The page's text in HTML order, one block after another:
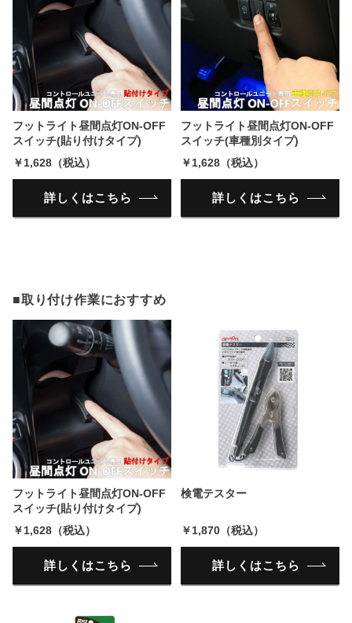
フットライト昼間点灯ON-OFF
スイッチ(貼り付けタイプ)
￥1,628（税込）
詳しくはこちら
フットライト昼間点灯ON-OFF
スイッチ(車種別タイプ)
￥1,628（税込）
詳しくはこちら
■取り付け作業におすすめ
フットライト昼間点灯ON-OFF
スイッチ(貼り付けタイプ)
￥1,628（税込）
詳しくはこちら
検電テスター
￥1,870（税込）
詳しくはこちら